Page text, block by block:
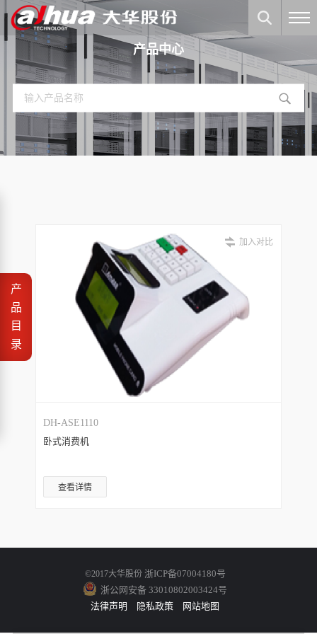
产品中心
产
品
目
录
加入对比
DH-ASE1110
卧式消费机
查看详情
©2017大华股份 浙ICP备07004180号
浙公网安备 33010802003424号
法律声明
隐私政策 网站地图